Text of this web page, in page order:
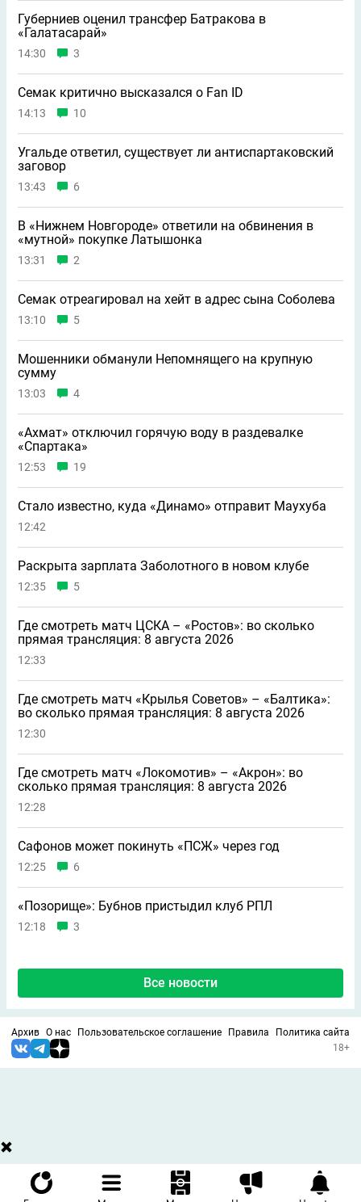
Губерниев оценил трансфер Батракова в
«Галатасарай»
14:30 3
Семак критично высказался о Fan ID
14:13 10
Угальде ответил, существует ли антиспартаковский
заговор
13:43 6
В «Нижнем Новгороде» ответили на обвинения в
«мутной» покупке Латышонка
13:31 2
Семак отреагировал на хейт в адрес сына Соболева
13:10 5
Мошенники обманули Непомнящего на крупную
сумму
13:03 4
«Ахмат» отключил горячую воду в раздевалке
«Спартака»
12:53 19
Стало известно, куда «Динамо» отправит Маухуба
12:42
Раскрыта зарплата Заболотного в новом клубе
12:35 5
Где смотреть матч ЦСКА – «Ростов»: во сколько
прямая трансляция: 8 августа 2026
12:33
Где смотреть матч «Крылья Советов» – «Балтика»:
во сколько прямая трансляция: 8 августа 2026
12:30
Где смотреть матч «Локомотив» – «Акрон»: во
сколько прямая трансляция: 8 августа 2026
12:28
Сафонов может покинуть «ПСЖ» через год
12:25 6
«Позорище»: Бубнов пристыдил клуб РПЛ
12:18 3
Все новости
Архив О нас Пользовательское соглашение Правила
Политика сайта
18+